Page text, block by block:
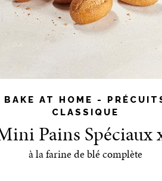
BAKE AT HOME -
CLASSIQUE
Pains Spéciaux
à la farine de blé complète